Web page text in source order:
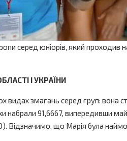
серед юніорів, який
І УКРАЇНИ
змагань серед груп: вона
набрали 91,6667, випередивши
що Марія була